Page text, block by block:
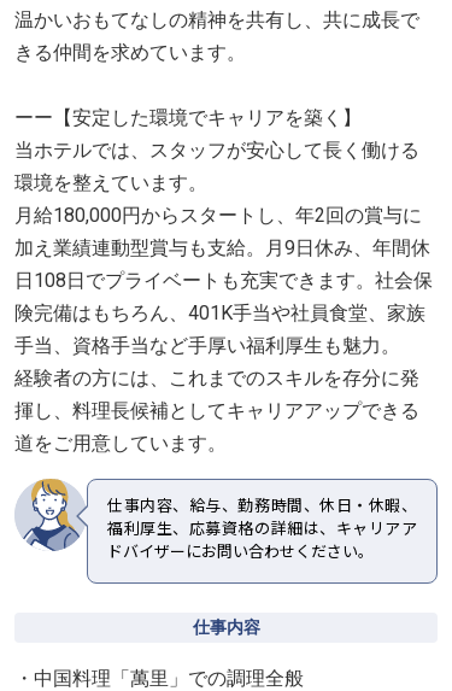
温かいおもてなしの精神を共有し、共に成長で
きる仲間を求めています。
ーー【安定した環境でキャリアを築く】
当ホテルでは、スタッフが安心して長く働ける
環境を整えています。
月給180,000円からスタートし、年2回の賞与に
加え業績連動型賞与も支給。月9日休み、年間休
日108日でプライベートも充実できます。社会保
険完備はもちろん、401K手当や社員食堂、家族
手当、資格手当など手厚い福利厚生も魅力。
経験者の方には、これまでのスキルを存分に発
揮し、料理長候補としてキャリアアップできる
道をご用意しています。
仕事内容、給与、勤務時間、休日・休暇、
福利厚生、応募資格の詳細は、キャリアア
ドバイザーにお問い合わせください。
仕事内容
・中国料理「萬里」での調理全般